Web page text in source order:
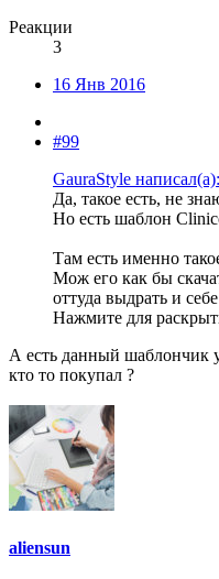
Реакции
3
16 Янв 2016
#99
GauraStyle написал(а):
Да, такое есть, не
Но есть шаблон
Там есть именно
Мож его как бы
оттуда выдрать и
Нажмите для
А есть данный шаблончик
кто то покупал ?
aliensun